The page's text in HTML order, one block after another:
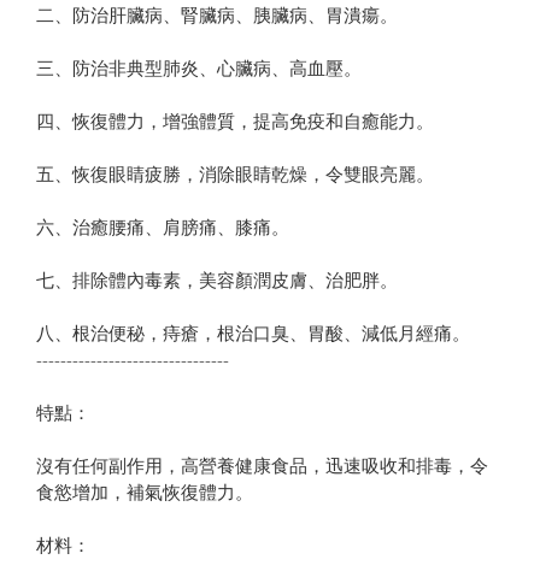
二、防治肝臟病、腎臟病、胰臟病、胃潰瘍。
三、防治非典型肺炎、心臟病、高血壓。
四、恢復體力，增強體質，提高免疫和自癒能力。
五、恢復眼睛疲勝，消除眼睛乾燥，令雙眼亮麗。
六、治癒腰痛、肩膀痛、膝痛。
七、排除體內毒素，美容顏潤皮膚、治肥胖。
八、根治便秘，痔瘡，根治口臭、胃酸、減低月經痛。
--------------------------------
特點：
沒有任何副作用，高營養健康食品，迅速吸收和排毒，令
食慾增加，補氣恢復體力。
材料：